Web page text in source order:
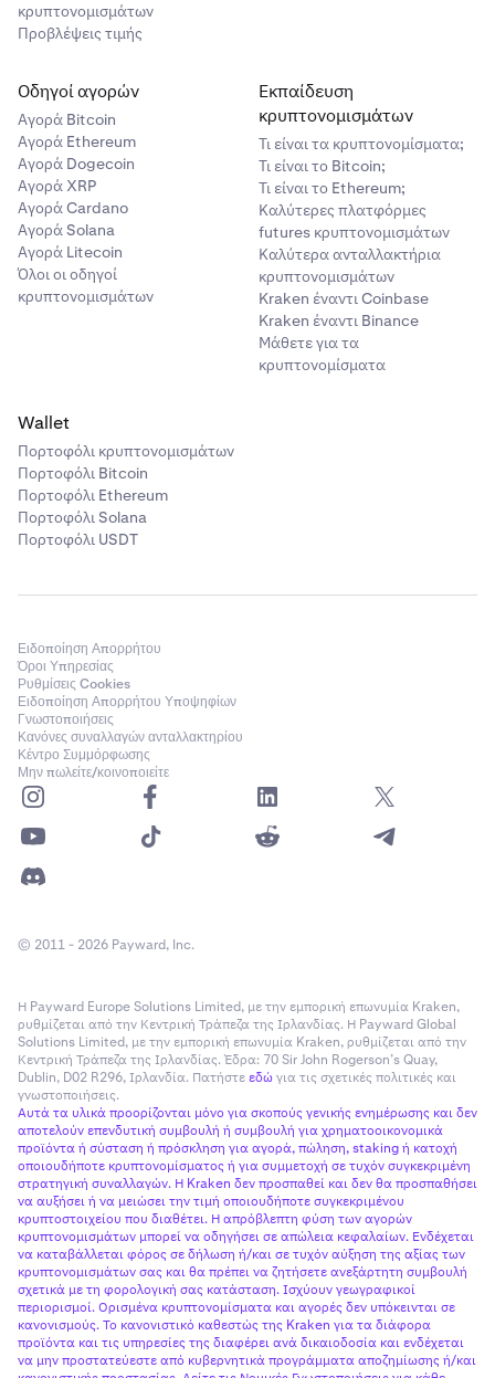
κρυπτονομισμάτων
Προβλέψεις τιμής
Οδηγοί αγορών
Αγορά Bitcoin
Αγορά Ethereum
Αγορά Dogecoin
Αγορά XRP
Αγορά Cardano
Αγορά Solana
Αγορά Litecoin
Όλοι οι οδηγοί
κρυπτονομισμάτων
Εκπαίδευση
κρυπτονομισμάτων
Τι είναι τα κρυπτονομίσματα;
Τι είναι το Bitcoin;
Τι είναι το Ethereum;
Καλύτερες πλατφόρμες
futures κρυπτονομισμάτων
Καλύτερα ανταλλακτήρια
κρυπτονομισμάτων
Kraken έναντι Coinbase
Kraken έναντι Binance
Μάθετε για τα
κρυπτονομίσματα
Wallet
Πορτοφόλι κρυπτονομισμάτων
Πορτοφόλι Bitcoin
Πορτοφόλι Ethereum
Πορτοφόλι Solana
Πορτοφόλι USDT
Ειδοποίηση Απορρήτου
Όροι Υπηρεσίας
Ρυθμίσεις Cookies
Ειδοποίηση Απορρήτου Υποψηφίων
Γνωστοποιήσεις
Κανόνες συναλλαγών ανταλλακτηρίου
Κέντρο Συμμόρφωσης
Μην πωλείτε/κοινοποιείτε
© 2011 - 2026 Payward, Inc.
Η Payward Europe Solutions Limited, με την εμπορική επωνυμία Kraken,
ρυθμίζεται από την Κεντρική Τράπεζα της Ιρλανδίας. Η Payward Global
Solutions Limited, με την εμπορική επωνυμία Kraken, ρυθμίζεται από την
Κεντρική Τράπεζα της Ιρλανδίας. Έδρα: 70 Sir John Rogerson’s Quay,
Dublin, D02 R296, Ιρλανδία. Πατήστεεδώγια τις σχετικές πολιτικές και
γνωστοποιήσεις.
Αυτά τα υλικά προορίζονται μόνο για σκοπούς γενικής ενημέρωσης και δεν
αποτελούν επενδυτική συμβουλή ή συμβουλή για χρηματοοικονομικά
προϊόντα ή σύσταση ή πρόσκληση για αγορά, πώληση, staking ή κατοχή
οποιουδήποτε κρυπτονομίσματος ή για συμμετοχή σε τυχόν συγκεκριμένη
στρατηγική συναλλαγών. Η Kraken δεν προσπαθεί και δεν θα προσπαθήσει
να αυξήσει ή να μειώσει την τιμή οποιουδήποτε συγκεκριμένου
κρυπτοστοιχείου που διαθέτει. Η απρόβλεπτη φύση των αγορών
κρυπτονομισμάτων μπορεί να οδηγήσει σε απώλεια κεφαλαίων. Ενδέχεται
να καταβάλλεται φόρος σε δήλωση ή/και σε τυχόν αύξηση της αξίας των
κρυπτονομισμάτων σας και θα πρέπει να ζητήσετε ανεξάρτητη συμβουλή
σχετικά με τη φορολογική σας κατάσταση. Ισχύουν γεωγραφικοί
περιορισμοί. Ορισμένα κρυπτονομίσματα και αγορές δεν υπόκεινται σε
κανονισμούς. Το κανονιστικό καθεστώς της Kraken για τα διάφορα
προϊόντα και τις υπηρεσίες της διαφέρει ανά δικαιοδοσία και ενδέχεται
να μην προστατεύεστε από κυβερνητικά προγράμματα αποζημίωσης ή/και